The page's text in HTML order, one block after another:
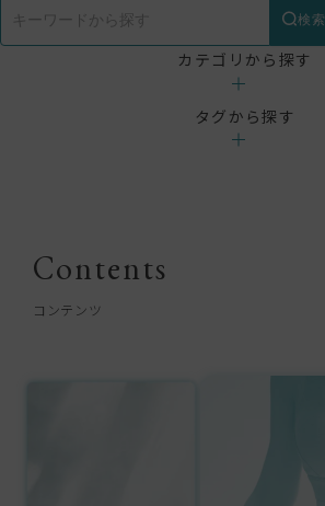
検索
カテゴリから探す
タグから探す
Contents
コンテンツ